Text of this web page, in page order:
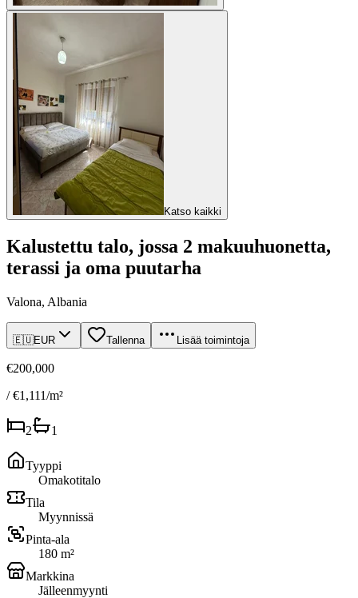
Katso kaikki
Kalustettu talo, jossa 2 makuuhuonetta,
terassi ja oma puutarha
Valona, Albania
🇪🇺EUR Tallenna Lisää toimintoja
€200,000
/ €1,111/m²
2 1
Tyyppi
Omakotitalo
Tila
Myynnissä
Pinta-ala
180 m²
Markkina
Jälleenmyynti